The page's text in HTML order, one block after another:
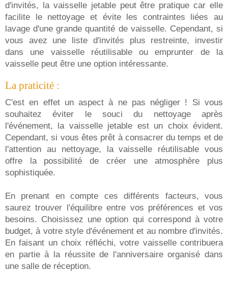
d'invités, la vaisselle jetable peut être pratique car elle
facilite le nettoyage et évite les contraintes liées au
lavage d'une grande quantité de vaisselle. Cependant, si
vous avez une liste d'invités plus restreinte, investir
dans une vaisselle réutilisable ou emprunter de la
vaisselle peut être une option intéressante.
La praticité :
C'est en effet un aspect à ne pas négliger ! Si vous
souhaitez éviter le souci du nettoyage après
l'événement, la vaisselle jetable est un choix évident.
Cependant, si vous êtes prêt à consacrer du temps et de
l'attention au nettoyage, la vaisselle réutilisable vous
offre la possibilité de créer une atmosphère plus
sophistiquée.
En prenant en compte ces différents facteurs, vous
saurez trouver l'équilibre entre vos préférences et vos
besoins. Choisissez une option qui correspond à votre
budget, à votre style d'événement et au nombre d'invités.
En faisant un choix réfléchi, votre vaisselle contribuera
en partie à la réussite de l'anniversaire organisé dans
une salle de réception.